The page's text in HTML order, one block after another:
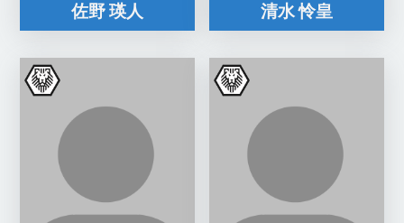
佐野 瑛人 清水 怜皇